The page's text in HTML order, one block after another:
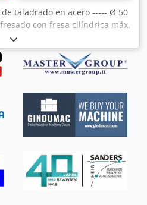
de taladrado en acero ----- Ø 50
con fresa cilíndrica máx.
fresado con fresa plana máx. -
ISO 40 Cabezal de fresado
del eje vertical ----- 45 - 1660
vertical y la mesa ----- 175-
eje Z ----- 400 mm Número de
mesa en el eje X ----- 24-402
en el eje Y ----- 24-402 mm/min
660 mm/min Mesa de
/ 3 / 63 mm Peso máximo
del motor ----- 2,2 kW / 400 V
* Pantalla digital de 3 ejes SINO